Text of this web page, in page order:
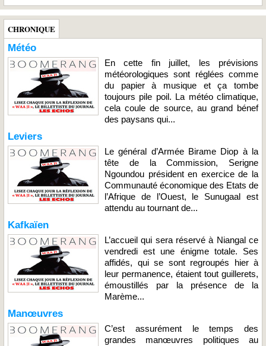
CHRONIQUE
Météo
En cette fin juillet, les prévisions
météorologiques sont réglées comme
du papier à musique et ça tombe
toujours pile poil. La météo climatique,
cela coule de source, au grand bénef
des paysans qui...
Leviers
Le général d’Armée Birame Diop à la
tête de la Commission, Serigne
Ngoundou président en exercice de la
Communauté économique des Etats de
l’Afrique de l’Ouest, le Sunugaal est
attendu au tournant de...
Kafkaïen
L’accueil qui sera réservé à Niangal ce
vendredi est une énigme totale. Ses
affidés, qui se sont regroupés hier à
leur permanence, étaient tout guillerets,
émoustillés par la présence de la
Marème...
Manœuvres
C’est assurément le temps des
grandes manœuvres politiques au